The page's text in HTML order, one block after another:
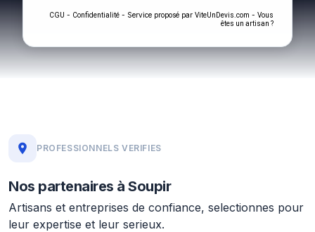
CGU - Confidentialité - Service proposé par ViteUnDevis.com - Vous
êtes un artisan ?
PROFESSIONNELS VERIFIES
Nos partenaires à Soupir
Artisans et entreprises de confiance, selectionnes pour
leur expertise et leur serieux.